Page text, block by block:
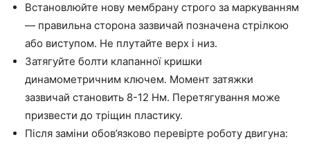
Встановлюйте нову мембрану строго за маркуванням
— правильна сторона зазвичай позначена стрілкою
або виступом. Не плутайте верх і низ.
Затягуйте болти клапанної кришки
динамометричним ключем. Момент затяжки
зазвичай становить 8-12 Нм. Перетягування може
призвести до тріщин пластику.
Після заміни обов’язково перевірте роботу двигуна: